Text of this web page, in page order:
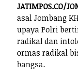
JATIMPOS.CO/
asal Jombang
upaya Polri
radikal dan
ormas radikal
bangsa.